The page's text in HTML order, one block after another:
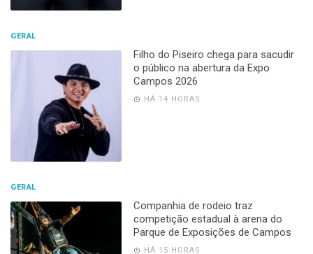
GERAL
Filho do Piseiro chega para sacudir
o público na abertura da Expo
Campos 2026
HÁ 14 HORAS
GERAL
Companhia de rodeio traz
competição estadual à arena do
Parque de Exposições de Campos
HÁ 15 HORAS